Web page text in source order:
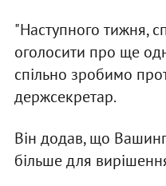
"Наступного тижня,
оголосити про ще
спільно зробимо
держсекретар.
Він додав, що
більше для